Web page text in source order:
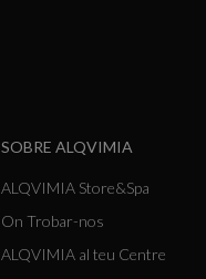
SOBRE ALQVIMIA
ALQVIMIA Store&Spa
On Trobar-nos
ALQVIMIA al teu Centre